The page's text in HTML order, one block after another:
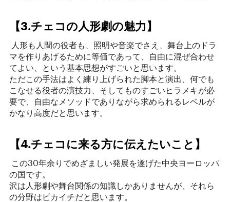
【3.チェコの人形劇の魅力】
人形も人間の役者も、照明や音楽でさえ、舞台上のドラ
マを作りあげるために等価であって、自由に混ぜ合わせ
てよい、という基本思想がすごいと思います。
ただこの手法はよく練り上げられた脚本と演出、何でも
こなせる役者の演技力、そしてものすごいヒラメキが必
要で、自由なメソッドでありながら求められるレベルが
かなり高度だと思います。
【4.チェコに来る方に伝えたいこと】
この30年余りでめざましい発展を遂げた中央ヨーロッパ
の国です。
沢は人形劇や舞台関係の知識しかありませんが、それら
の分野はピカイチだと思います。